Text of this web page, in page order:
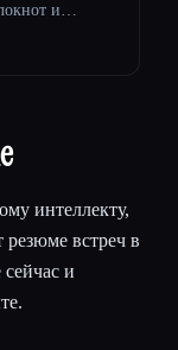
и
интеллекту,
резюме встреч в
и